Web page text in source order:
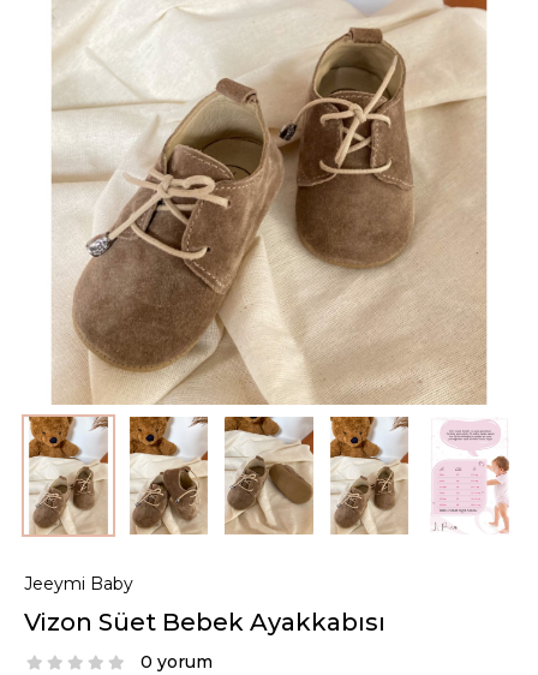
Jeeymi Baby
Vizon Süet Bebek Ayakkabısı
0 yorum